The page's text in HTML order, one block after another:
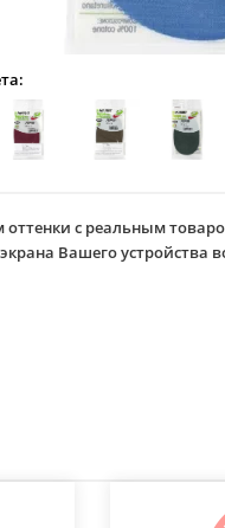
оттенки с реальным
экрана Вашего